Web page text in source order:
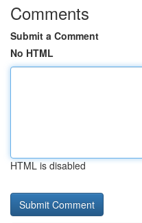
Comments
Submit a Comment
No HTML
HTML is disabled